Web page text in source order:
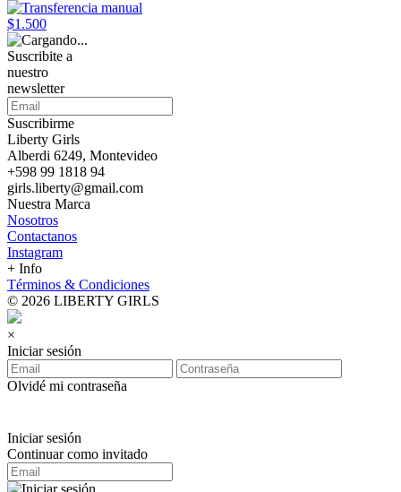
$1.500
Suscribite a
nuestro
newsletter
Suscribirme
Liberty Girls
Alberdi 6249, Montevideo
+598 99 1818 94
girls.liberty@gmail.com
Nuestra Marca
Nosotros
Contactanos
Instagram
+ Info
Términos & Condiciones
© 2026 LIBERTY GIRLS
×
Iniciar sesión
Olvidé mi contraseña
Iniciar sesión
Continuar como invitado